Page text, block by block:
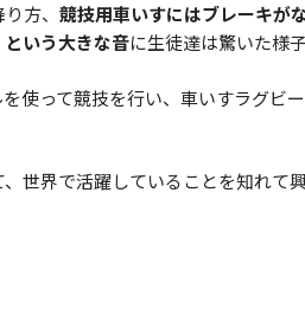
方、 競技用車いすにはブレーキが
いう大きな音に生徒達は驚いた様
使って競技を行い、車いすラグビ
世界で活躍していることを知れて